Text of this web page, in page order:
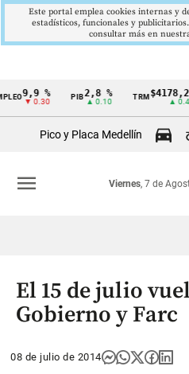
Cintillo
Colombia
9,9 %
▼ 0.30
PIB2,8 %
▲ 0.10
TRM$4178,23
▲ 0.42
Pico y Placa Medellín
Viernes, 7 de
menu
El 15 de julio
Gobierno y Farc
08 de julio de 2014
Este portal emplea cookies internas y
estadísticos, funcionales y
consultar más en